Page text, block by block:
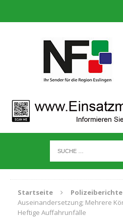
Startseite Polizeiberichte
Auseinandersetzung; Mehrere
Heftige Auffahrunfälle